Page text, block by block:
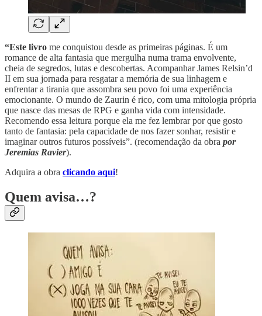
“Este livro me conquistou desde as primeiras páginas. É um
romance de alta fantasia que mergulha numa trama envolvente,
cheia de segredos, lutas e descobertas. Acompanhar James Relsin’d
II em sua jornada para resgatar a memória de sua linhagem e
enfrentar a tirania que assombra seu povo foi uma experiência
emocionante. O mundo de Zaurin é rico, com uma mitologia própria
que nasce das mesas de RPG e ganha vida com intensidade.
Recomendo essa leitura porque ela me fez lembrar por que gosto
tanto de fantasia: pela capacidade de nos fazer sonhar, resistir e
imaginar outros futuros possíveis”. (recomendação da obra por
Jeremias Ravier).
Adquira a obra clicando aqui!
Quem avisa…?